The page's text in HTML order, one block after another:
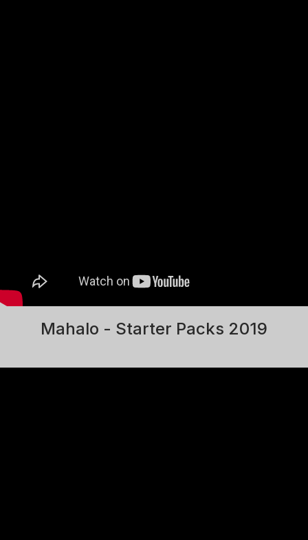
Mahalo - Starter Packs 2019